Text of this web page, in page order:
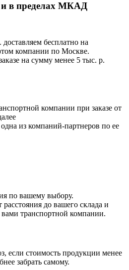
и в пределах МКАД
бесплатно на
компании по Москве.
на сумму менее 5 тыс. р.
компании при заказе от
одна из компаний-партнеров по ее
по вашему выбору.
расстояния до вашего склада и
транспортной компании.
если стоимость продукции менее
забрать самому.